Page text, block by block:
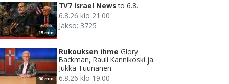
15 min
TV7 Israel News to 6.8.
6.8.26 klo 21.00
Jakso: 3725
90 min
Rukouksen ihme Glory
Backman, Rauli Kannikoski ja
Jukka Tuunanen.
6.8.26 klo 19.00